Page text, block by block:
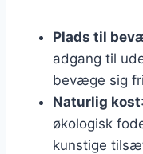
Plads til
adgang til
bevæge sig
Naturlig kost
økologisk
kunstige